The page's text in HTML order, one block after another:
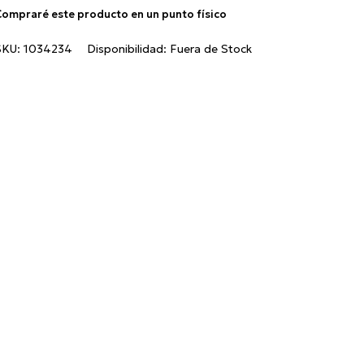
este producto en un punto físico
1034234 Disponibilidad: Fuera de Stock